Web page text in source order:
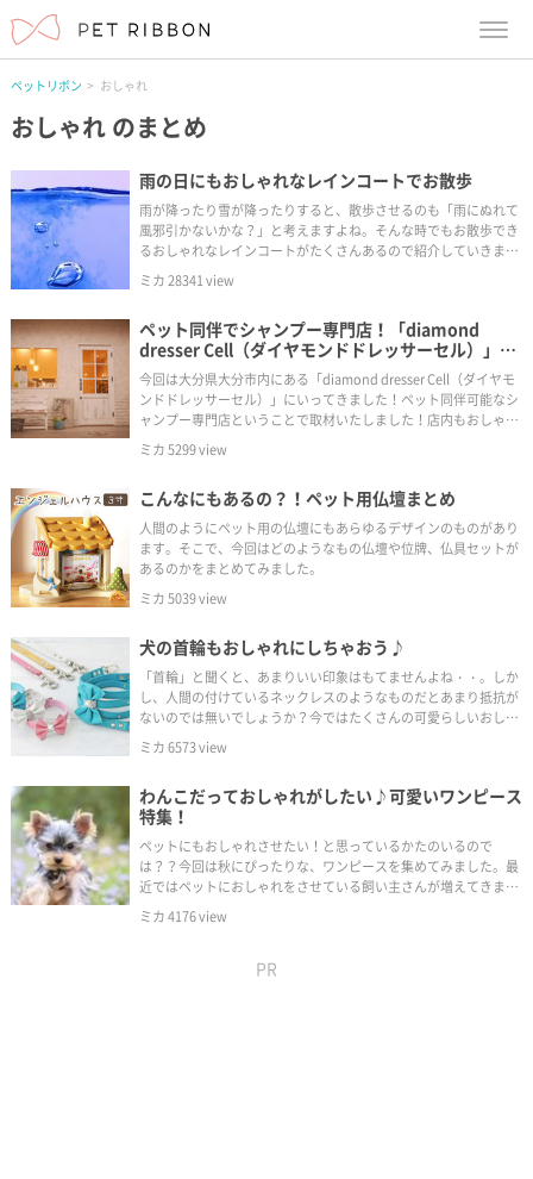
ペットリボン おしゃれ
おしゃれのまとめ
雨の日にもおしゃれなレインコートでお散歩
雨が降ったり雪が降ったりすると、散歩させるのも「雨にぬれて
風邪引かないかな？」と考えますよね。そんな時でもお散歩でき
るおしゃれなレインコートがたくさんあるので紹介していきます
♪
ミカ28341view
ペット同伴でシャンプー専門店！「diamond
dresser Cell（ダイヤモンドドレッサーセル）」髪
のメンテナンスにオススメのヘッドスパ！／大分県
大分市
今回は大分県大分市内にある「diamond dresser Cell（ダイヤモ
ンドドレッサーセル）」にいってきました！ペット同伴可能なシ
ャンプー専門店ということで取材いたしました！店内もおしゃれ
で落ち着く空間でした。
ミカ5299view
こんなにもあるの？！ペット用仏壇まとめ
人間のようにペット用の仏壇にもあらゆるデザインのものがあり
ます。そこで、今回はどのようなもの仏壇や位牌、仏具セットが
あるのかをまとめてみました。
ミカ5039view
犬の首輪もおしゃれにしちゃおう♪
「首輪」と聞くと、あまりいい印象はもてませんよね・・。しか
し、人間の付けているネックレスのようなものだとあまり抵抗が
ないのでは無いでしょうか？今ではたくさんの可愛らしいおしゃ
れな首輪が登場しています。ファッションとして、可愛い首輪を
みにつけてみてはいかがでしょうか？今回はかわいい・かっこい
ミカ6573view
わんこだっておしゃれがしたい♪可愛いワンピース
特集！
ペットにもおしゃれさせたい！と思っているかたのいるので
は？？今回は秋にぴったりな、ワンピースを集めてみました。最
近ではペットにおしゃれをさせている飼い主さんが増えてきまし
た。小型犬に似合う、可愛いワンピースを紹介していきたいと思
います。
ミカ4176view
PR